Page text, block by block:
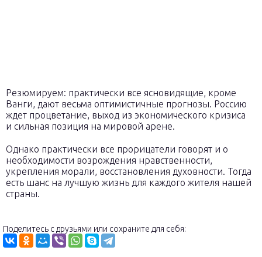
Резюмируем: практически все ясновидящие, кроме
Ванги, дают весьма оптимистичные прогнозы. Россию
ждет процветание, выход из экономического кризиса
и сильная позиция на мировой арене.
Однако практически все прорицатели говорят и о
необходимости возрождения нравственности,
укрепления морали, восстановления духовности. Тогда
есть шанс на лучшую жизнь для каждого жителя нашей
страны.
Поделитесь с друзьями или сохраните для себя: